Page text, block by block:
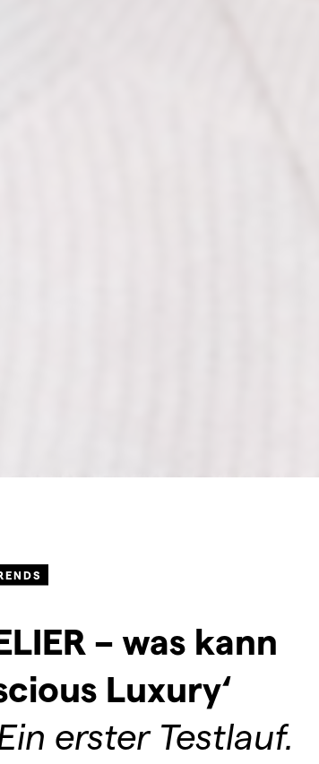
– was kann
Luxury‘
erster Testlauf.